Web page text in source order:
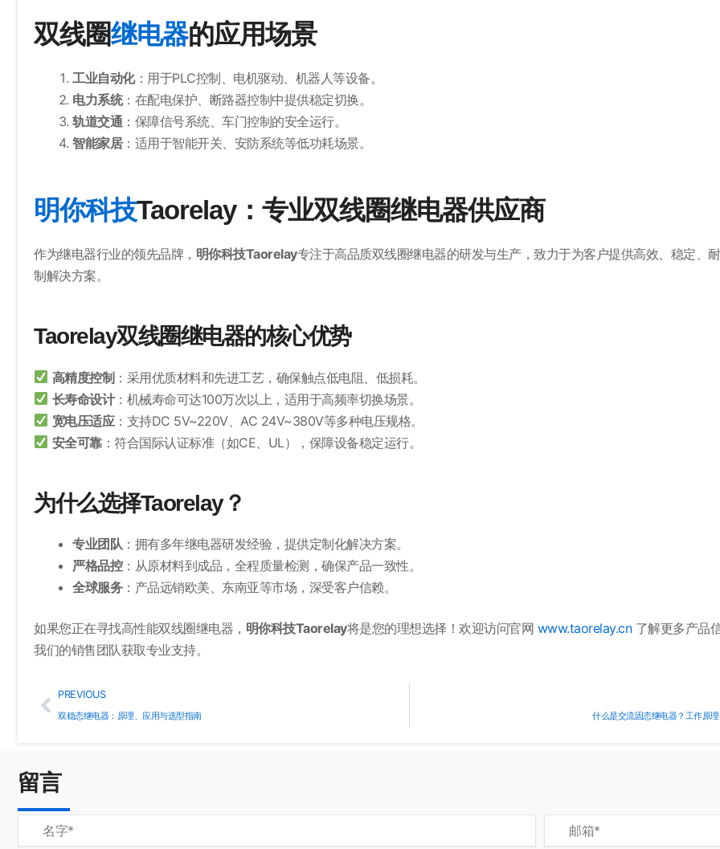
双线圈继电器的应用场景
工业自动化：用于PLC控制、电机驱动、机器人等设备。
电力系统：在配电保护、断路器控制中提供稳定切换。
轨道交通 ：保障信号系统、车门控制的安全运行。
智能家居：适用于智能开关、安防系统等低功耗场景。
明你科技Taorelay：专业双线圈继电器供应商
作为继电器行业的领先品牌， 明你科技Taorelay专注于高品质双线圈继电器的研发与生产，致力于为客户提供高效、稳定、
制解决方案。
Taorelay双线圈继电器的核心优势
高精度控制：采用优质材料和先进工艺，确保触点低电阻、低损耗。
长寿命设计：机械寿命可达100万次以上，适用于高频率切换场景。
宽电压适应：支持DC 5V~220V、AC 24V~380V等多种电压规格。
安全可靠：符合国际认证标准（如CE、UL），保障设备稳定运行。
为什么选择Taorelay？
专业团队 ：拥有多年继电器研发经验，提供定制化解决方案。
严格品控：从原材料到成品，全程质量检测，确保产品一致性。
全球服务：产品远销欧美、东南亚等市场，深受客户信赖。
如果您正在寻找高性能双线圈继电器， 明你科技Taorelay将是您的理想选择！欢迎访问官网 www.taorelay.cn了解更多产品
我们的销售团队获取专业支持。
Prev
PREVIOUS
双稳态继电器：原理、应用与选型指南 什么是交流固态继电器？工作原
留言